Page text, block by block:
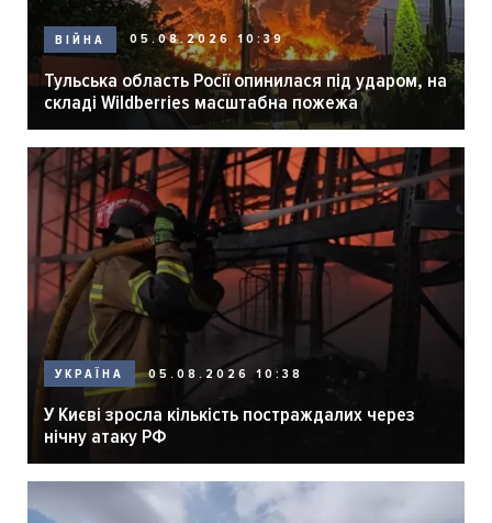
ВІЙНА 05.08.2026 10:39
Тульська область Росії опинилася під ударом, на
складі Wildberries масштабна пожежа
УКРАЇНА 05.08.2026 10:38
У Києві зросла кількість постраждалих через
нічну атаку РФ